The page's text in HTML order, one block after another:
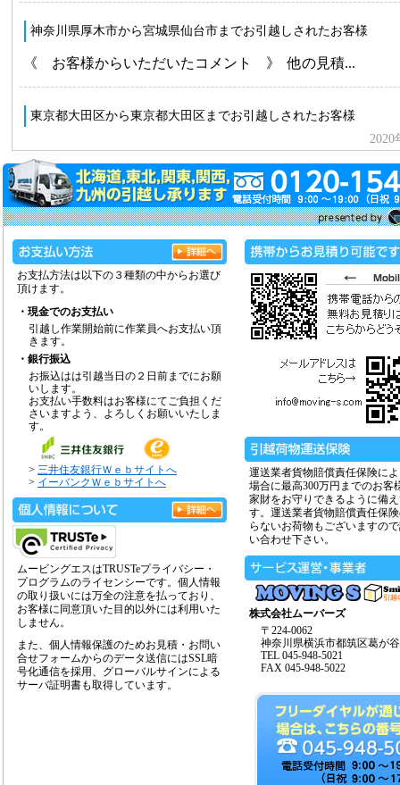
お支払方法は以下の３種類の中からお選び
頂けます。
・現金でのお支払い
引越し作業開始前に作業員へお支払い頂
きます。
・銀行振込
お振込はは引越当日の２日前までにお願
いします。
お支払い手数料はお客様にてご負担くだ
さいますよう、よろしくお願いいたしま
す。
> 三井住友銀行Ｗｅｂサイトへ
> イーバンクＷｅｂサイトへ
ムービングエスはTRUSTeプライバシー・
プログラムのライセンシーです。個人情報
の取り扱いには万全の注意を払っており、
お客様に同意頂いた目的以外には利用いた
しません。
また、個人情報保護のためお見積・お問い
合せフォームからのデータ送信にはSSL暗
号化通信を採用、グローバルサインによる
サーバ証明書も取得しています。
運送業者貨物賠償責任保険に
場合に最高300万円までのお客
家財をお守りできるように備
す。運送業者貨物賠償責任保
らないお荷物もございますの
い合わせ下さい。
株式会社ムーバーズ
〒224-0062
神奈川県横浜市都筑区葛が
TEL 045-948-5021
FAX 045-948-5022